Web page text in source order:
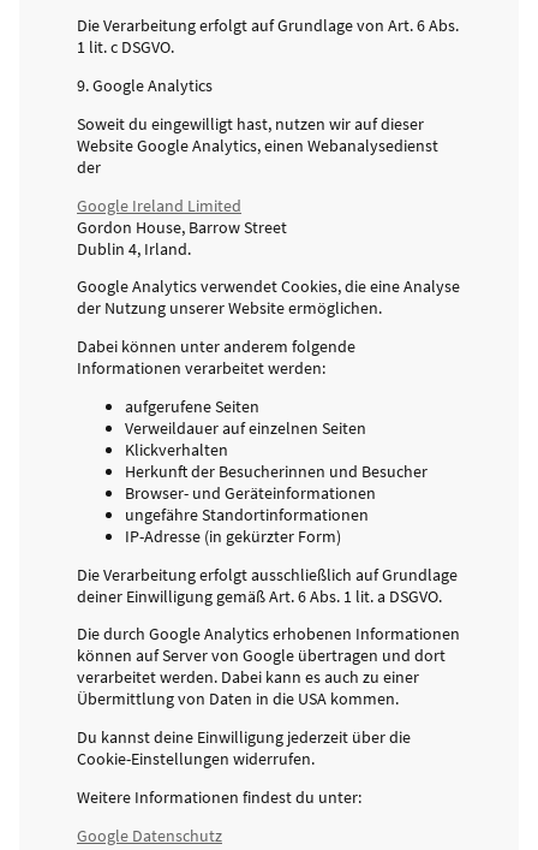
Die Verarbeitung erfolgt auf Grundlage von Art. 6 Abs.
1 lit. c DSGVO.
9. Google Analytics
Soweit du eingewilligt hast, nutzen wir auf dieser
Website Google Analytics, einen Webanalysedienst
der
Google Ireland Limited
Gordon House, Barrow Street
Dublin 4, Irland.
Google Analytics verwendet Cookies, die eine Analyse
der Nutzung unserer Website ermöglichen.
Dabei können unter anderem folgende
Informationen verarbeitet werden:
aufgerufene Seiten
Verweildauer auf einzelnen Seiten
Klickverhalten
Herkunft der Besucherinnen und Besucher
Browser- und Geräteinformationen
ungefähre Standortinformationen
IP-Adresse (in gekürzter Form)
Die Verarbeitung erfolgt ausschließlich auf Grundlage
deiner Einwilligung gemäß Art. 6 Abs. 1 lit. a DSGVO.
Die durch Google Analytics erhobenen Informationen
können auf Server von Google übertragen und dort
verarbeitet werden. Dabei kann es auch zu einer
Übermittlung von Daten in die USA kommen.
Du kannst deine Einwilligung jederzeit über die
Cookie-Einstellungen widerrufen.
Weitere Informationen findest du unter:
Google Datenschutz